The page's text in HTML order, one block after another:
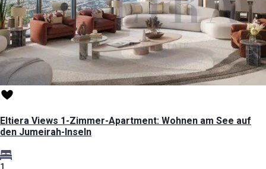
Eltiera Views 1-Zimmer-Apartment: Wohnen am See auf
den Jumeirah-Inseln
1